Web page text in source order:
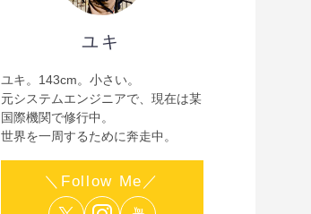
ユキ
ユキ。143cm。小さい。
元システムエンジニアで、現在は某
国際機関で修行中。
世界を一周するために奔走中。